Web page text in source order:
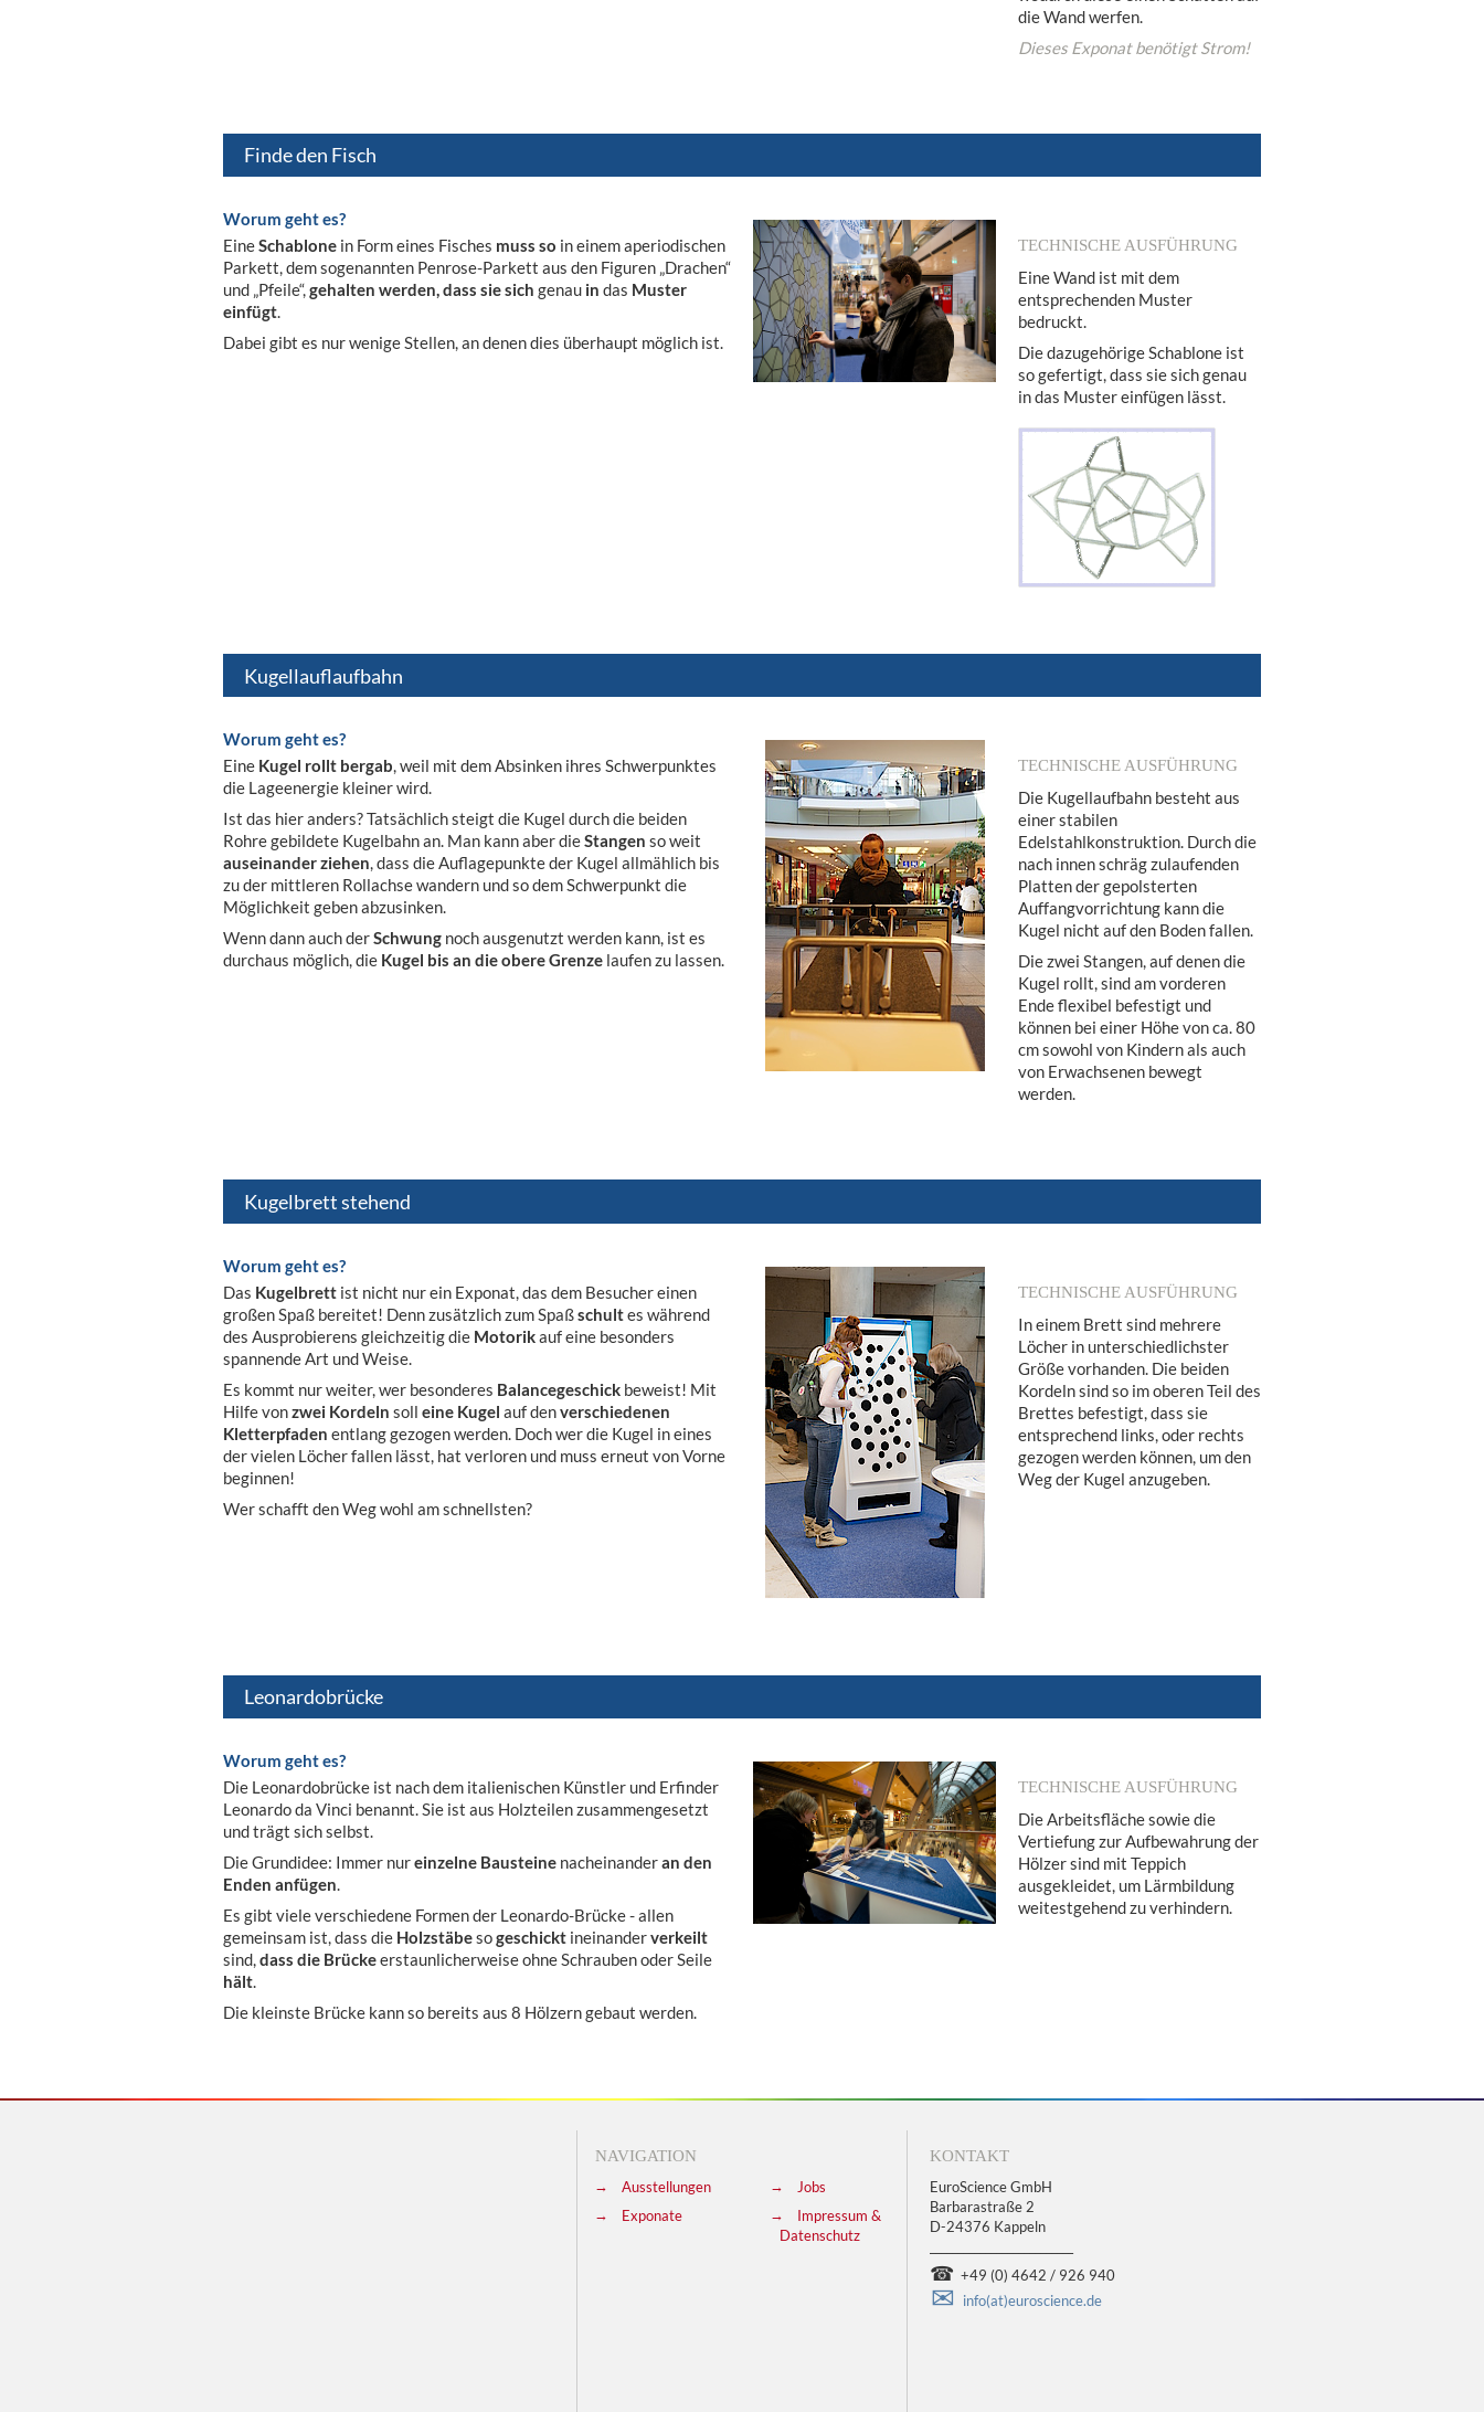
die Wand werfen.
Dieses Exponat benötigt Strom!
Finde den Fisch
Worum geht es?
EineSchablonein Form eines Fisches muss so in einem aperiodischen
Parkett, dem sogenannten Penrose-Parkett aus den Figuren „Drachen“
und „Pfeile“,gehalten werden, dass sie sich genau in das Muster
einfügt.
Dabei gibt es nur wenige Stellen, an denen dies überhaupt möglich ist.
TECHNISCHE AUSFÜHRUNG
Eine Wand ist mit dem
entsprechenden Muster
bedruckt.
Die dazugehörige Schablone ist
so gefertigt, dass sie sich genau
in das Muster einfügen lässt.
Kugellauflaufbahn
Worum geht es?
Eine Kugel rollt bergab, weil mit dem Absinken ihres Schwerpunktes
die Lageenergie kleiner wird.
Ist das hier anders? Tatsächlich steigt die Kugel durch die beiden
Rohre gebildete Kugelbahn an. Man kann aber dieStangen so weit
auseinander ziehen, dass die Auflagepunkte der Kugel allmählich bis
zu der mittleren Rollachse wandern und so dem Schwerpunkt die
Möglichkeit geben abzusinken.
Wenn dann auch derSchwungnoch ausgenutzt werden kann, ist es
durchaus möglich, die Kugel bis an die obere Grenzelaufen zu lassen.
TECHNISCHE AUSFÜHRUNG
Die Kugellaufbahn besteht aus
einer stabilen
Edelstahlkonstruktion. Durch die
nach innen schräg zulaufenden
Platten der gepolsterten
Auffangvorrichtung kann die
Kugel nicht auf den Boden fallen.
Die zwei Stangen, auf denen die
Kugel rollt, sind am vorderen
Ende flexibel befestigt und
können bei einer Höhe von ca. 80
cm sowohl von Kindern als auch
von Erwachsenen bewegt
werden.
Kugelbrett stehend
Worum geht es?
Das Kugelbrettist nicht nur ein Exponat, das dem Besucher einen
großen Spaß bereitet! Denn zusätzlich zum Spaßschultes während
des Ausprobierens gleichzeitig die Motorikauf eine besonders
spannende Art und Weise.
Es kommt nur weiter, wer besonderes Balancegeschickbeweist! Mit
Hilfe vonzwei Kordeln soll eine Kugel auf denverschiedenen
Kletterpfaden entlang gezogen werden. Doch wer die Kugel in eines
der vielen Löcher fallen lässt, hat verloren und muss erneut von Vorne
beginnen!
Wer schafft den Weg wohl am schnellsten?
TECHNISCHE AUSFÜHRUNG
In einem Brett sind mehrere
Löcher in unterschiedlichster
Größe vorhanden. Die beiden
Kordeln sind so im oberen Teil des
Brettes befestigt, dass sie
entsprechend links, oder rechts
gezogen werden können, um den
Weg der Kugel anzugeben.
Leonardobrücke
Worum geht es?
Die Leonardobrücke ist nach dem italienischen Künstler und Erfinder
Leonardo da Vinci benannt. Sie ist aus Holzteilen zusammengesetzt
und trägt sich selbst.
Die Grundidee: Immer nureinzelne Bausteinenacheinanderan den
Enden anfügen.
Es gibt viele verschiedene Formen der Leonardo-Brücke - allen
gemeinsam ist, dass die Holzstäbesogeschicktineinanderverkeilt
sind,dass die Brückeerstaunlicherweise ohne Schrauben oder Seile
hält.
Die kleinste Brücke kann so bereits aus 8 Hölzern gebaut werden.
TECHNISCHE AUSFÜHRUNG
Die Arbeitsfläche sowie die
Vertiefung zur Aufbewahrung der
Hölzer sind mit Teppich
ausgekleidet, um Lärmbildung
weitestgehend zu verhindern.
NAVIGATION
Ausstellungen
Exponate
Jobs
Impressum &
Datenschutz
KONTAKT
EuroScience GmbH
Barbarastraße 2
D-24376 Kappeln
+49 (0) 4642 / 926 940
info(at)euroscience.de